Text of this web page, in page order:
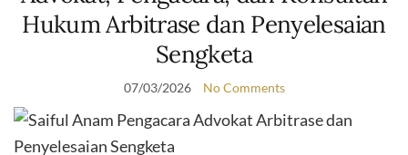
Hukum Arbitrase dan Penyelesaian
Sengketa
07/03/2026 No Comments